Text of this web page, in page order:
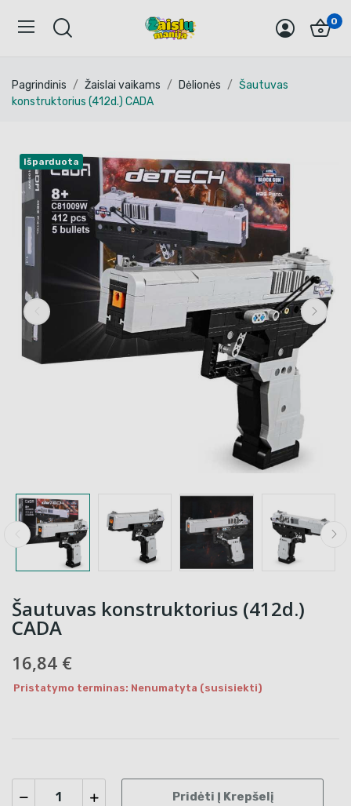
0
Pagrindinis Žaislai vaikams Dėlionės
Šautuvas
konstruktorius (412d.) CADA
Išparduota
Šautuvas konstruktorius (412d.)
CADA
16,84 €
Pristatymo terminas: Nenumatyta (susisiekti)
Pridėti Į Krepšelį